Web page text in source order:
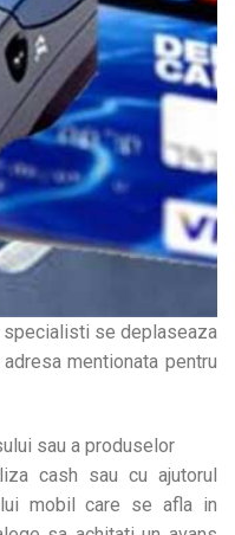
specialisti se deplaseaza
mentionata pentru
sau a produselor
cash sau cu ajutorul
mobil care se afla in